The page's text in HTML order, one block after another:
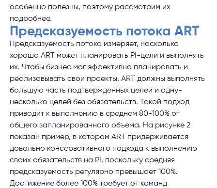
особенно полезны, поэтому рассмотрим их
подробнее.
Предсказуемость потока ART
Предсказуемость потока измеряет, насколько
хорошо ART может планировать PI-цели и выполнять
их. Чтобы бизнес мог эффективно планировать и
реализовывать свои проекты, ART должны выполнять
большую часть подтвержденных целей и одну-
несколько целей без обязательств. Такой подход
приводит к выполнению в среднем 80-100% от
общего запланированного объема. На рисунке 2
показан пример, в котором ART придерживается
довольно консервативного подхода к выполнению
своих обязательств на PI, поскольку средняя
предсказуемость регулярно превышает 100%.
Достижение более 100% требует от команд